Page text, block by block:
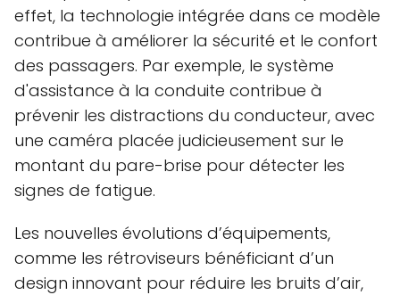
effet, la technologie intégrée dans ce modèle
contribue à améliorer la sécurité et le confort
des passagers. Par exemple, le système
d'assistance à la conduite contribue à
prévenir les distractions du conducteur, avec
une caméra placée judicieusement sur le
montant du pare-brise pour détecter les
signes de fatigue.
Les nouvelles évolutions d’équipements,
comme les rétroviseurs bénéficiant d’un
design innovant pour réduire les bruits d’air,